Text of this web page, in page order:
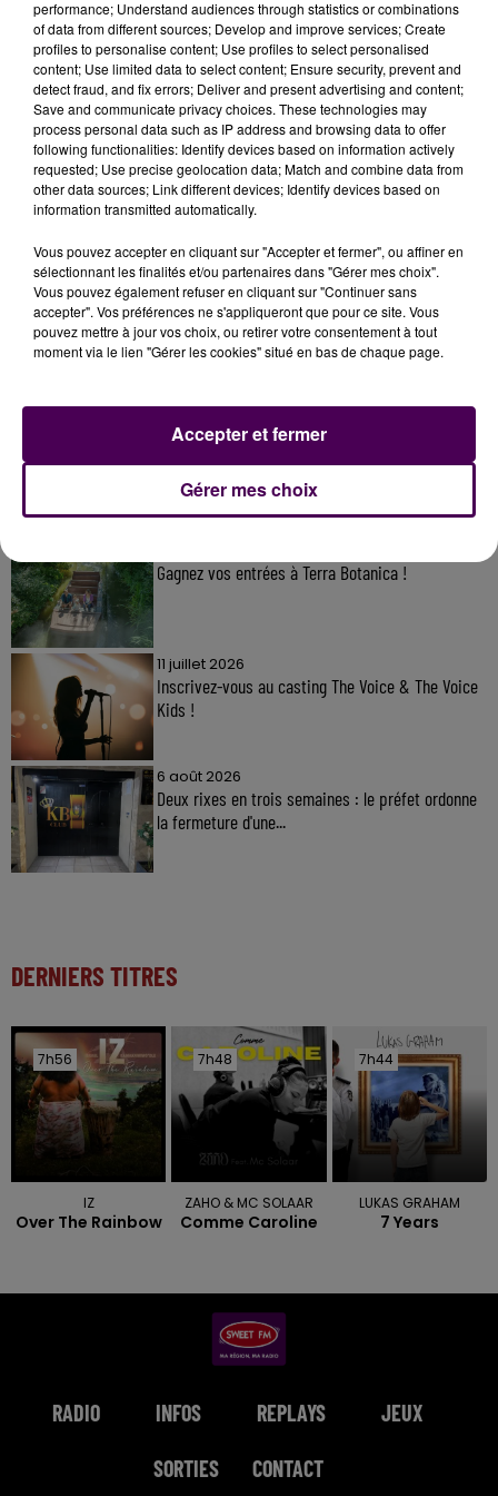
exceptionnellement pour un jour férié, permettra une
belle affluence dans le respect des mesures
sanitaires"indique l'établissement, qui sera soumis à
une jauge maximale de 178 personnesprésentes sur
site simultanément, avec port du masque obligatoire
dès 6 ans, nettoyage des mains systématique à
l'entrée et distanciation physique imposée entre
visiteurs et vis-à-vis des employés. La Manufacture
Bohin fait savoir qu'il n'est pas nécessaire de réserver.
Gagnez vos entrées à Terra Botanica !
11 juillet 2026
Inscrivez-vous au casting The Voice & The Voice
Kids !
6 août 2026
Deux rixes en trois semaines : le préfet ordonne
la fermeture d'une...
DERNIERS TITRES
7h56
7h56
IZ
Over The Rainbow
7h48
7h48
ZAHO & MC SOLAAR
Comme Caroline
7h44
7h44
LUKAS GRAHAM
7 Years
RADIO INFOS REPLAYS JEUX
SORTIES CONTACT
performance; Understand audiences through statistics or combinations
of data from different sources; Develop and improve services; Create
profiles to personalise content; Use profiles to select personalised
content; Use limited data to select content; Ensure security, prevent and
detect fraud, and fix errors; Deliver and present advertising and content;
Save and communicate privacy choices. These technologies may
process personal data such as IP address and browsing data to offer
following functionalities: Identify devices based on information actively
requested; Use precise geolocation data; Match and combine data from
other data sources; Link different devices; Identify devices based on
information transmitted automatically.
Vous pouvez accepter en cliquant sur "Accepter et fermer", ou affiner en
sélectionnant les finalités et/ou partenaires dans "Gérer mes choix".
Vous pouvez également refuser en cliquant sur "Continuer sans
accepter". Vos préférences ne s'appliqueront que pour ce site. Vous
pouvez mettre à jour vos choix, ou retirer votre consentement à tout
moment via le lien "Gérer les cookies" situé en bas de chaque page.
Gérer mes choix
Accepter et fermer